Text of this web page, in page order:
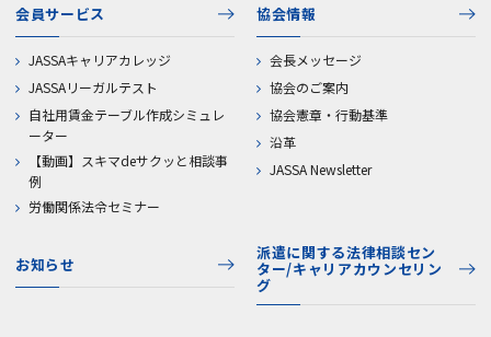
会員サービス
JASSAキャリアカレッジ
JASSAリーガルテスト
自社用賃金テーブル作成シミュレ
ーター
【動画】スキマdeサクッと相談事
例
労働関係法令セミナー
協会情報
会長メッセージ
協会のご案内
協会憲章・行動基準
沿革
JASSA Newsletter
お知らせ
派遣に関する法律相談セン
ター/キャリアカウンセリン
グ